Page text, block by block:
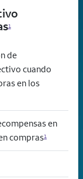
1
de
cuando
en los
en
compras1